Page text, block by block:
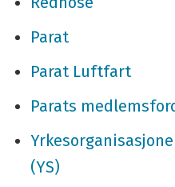
Parat
Parat Luftfart
Parats
(YS)